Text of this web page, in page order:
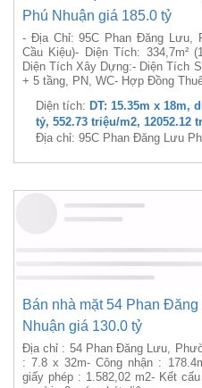
Bán nhà mặt 95C Phan
- Địa Chỉ: 95C Phan Đăng Lưu,
Cầu Kiệu)- Diện Tích: 334,7m²
+ 5 tầng, PN, WC- Hợp Đồng
Diện tích: DT: 15.35m x 18m,
tỷ, 552.73 triệu/m2, 12052.12
Địa chỉ: 95C Phan Đăng Lưu